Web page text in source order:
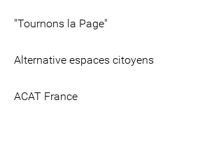
"Tournons la Page"
Alternative espaces citoyens
ACAT France